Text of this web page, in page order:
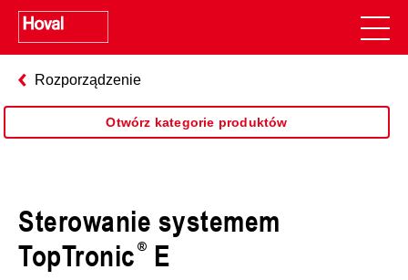
Rozporządzenie
Otwórz kategorie produktów
Sterowanie systemem
TopTronic E